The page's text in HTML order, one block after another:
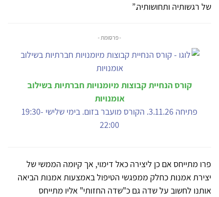
של רגשותיה ותחושותיה.”
- פרסומת -
קורס הנחיית קבוצות מיומנויות חברתיות בשילוב
אומנויות
פתיחה 3.11.26. הקורס מועבר בזום. בימי שלישי 19:30-
22:00
פרו מתייחס אם כן ליצירה כאל דימוי, אך קיומה הממשי של
יצירת אמנות כחלק ממפגשי הטיפול באמצעות אמנות הביאה
אותנו לחשוב על שדה גם כ"שדה החזותי" אליו מתייחס